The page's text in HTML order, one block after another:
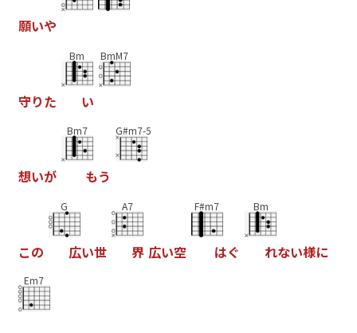
願いや
守りた
Bm
い
BmM7
想いが
Bm7
もう
G#m7-5
この
G
広い世
A7
界 広い空
F#m7
はぐ
Bm
れない様に
Em7